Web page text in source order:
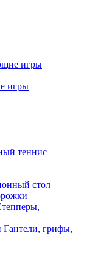
игры
игры
теннис
стол
Гантели, грифы,